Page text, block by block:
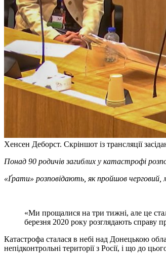
Хенсен Деборст. Скріншот із трансляції
Понад 90 родичів загиблих у катастрофі
«Ґрати» розповідають, як пройшов
«Ми прощалися на три тижні, але це
березня 2020 року розглядають справу
Катастрофа сталася в небі над Донецькою
непідконтрольні території з Росії, і що до